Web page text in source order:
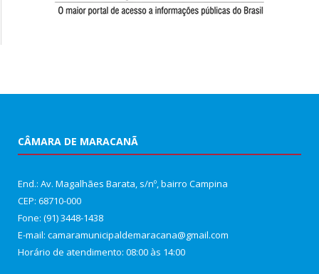
CÂMARA DE MARACANÃ
End.: Av. Magalhães Barata, s/nº, bairro Campina
CEP: 68710-000
Fone: (91) 3448-1438
E-mail: camaramunicipaldemaracana@gmail.com
Horário de atendimento: 08:00 às 14:00